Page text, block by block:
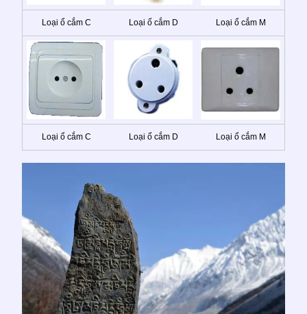
Loại ổ cắm C Loại ổ cắm D Loại ổ cắm M
Loại ổ cắm C Loại ổ cắm D Loại ổ cắm M